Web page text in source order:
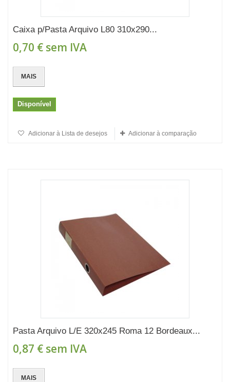
Caixa p/Pasta Arquivo L80 310x290...
0,70 € sem IVA
MAIS
Disponível
Adicionar à Lista de desejos Adicionar à comparação
Pasta Arquivo L/E 320x245 Roma 12 Bordeaux...
0,87 € sem IVA
MAIS